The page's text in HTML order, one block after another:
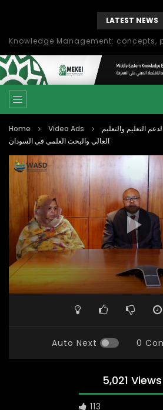
LATEST NEWS
Home Video Ads
التعليم والتعليم
العالي والبحث العلمي في السودان
Auto Next 0
5,021 Views
113